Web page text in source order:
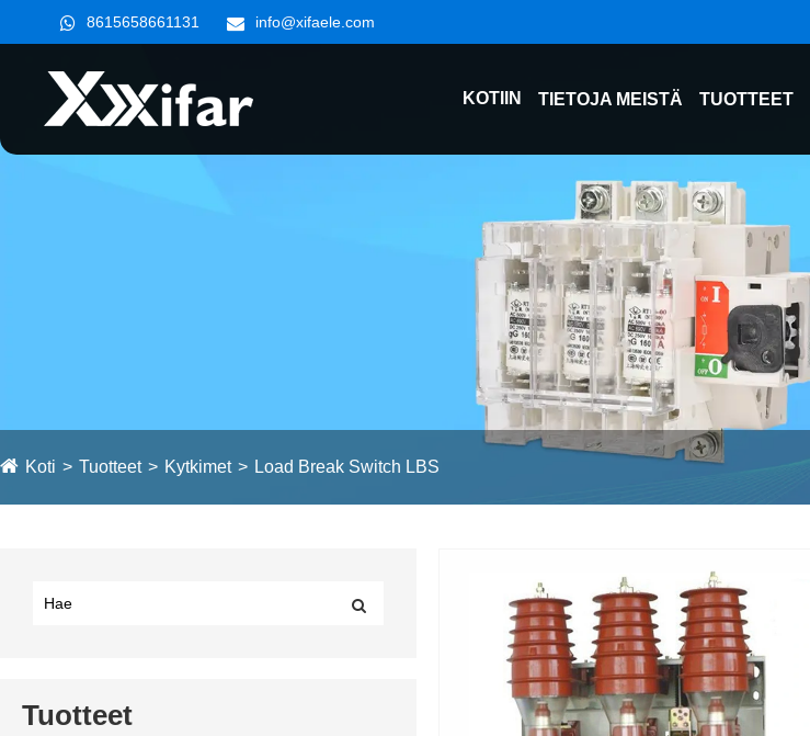
8615658661131 info@xifaele.com
KOTIIN TIETOJA MEISTÄ TUOTTEET
Koti Tuotteet Kytkimet Load Break Switch LBS
Tuotteet